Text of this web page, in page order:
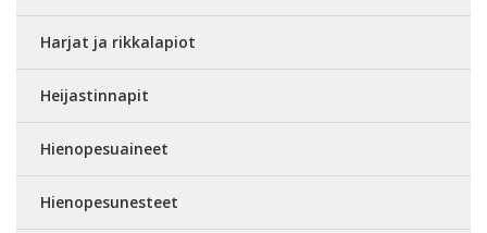
Harjat ja rikkalapiot
Heijastinnapit
Hienopesuaineet
Hienopesunesteet